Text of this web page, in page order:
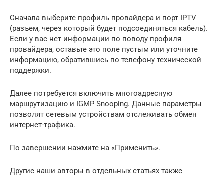
Сначала выберите профиль провайдера и порт IPTV
(разъем, через который будет подсоединяться кабель).
Если у вас нет информации по поводу профиля
провайдера, оставьте это поле пустым или уточните
информацию, обратившись по телефону технической
поддержки.
Далее потребуется включить многоадресную
маршрутизацию и IGMP Snooping. Данные параметры
позволят сетевым устройствам отслеживать обмен
интернет-трафика.
По завершении нажмите на «Применить».
Другие наши авторы в отдельных статьях также